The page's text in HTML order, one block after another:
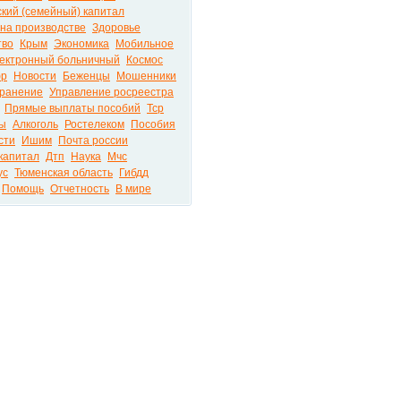
(семейный) капитал
производстве Здоровье
Крым Экономика
Мобильное
больничный
Космос
Новости Беженцы
Мошенники
Управление росреестра
Прямые выплаты пособий Тср
Алкоголь Ростелеком
Пособия
Ишим
Почта россии
Дтп Наука
Мчс
Тюменская область
Гибдд
Помощь Отчетность В мире